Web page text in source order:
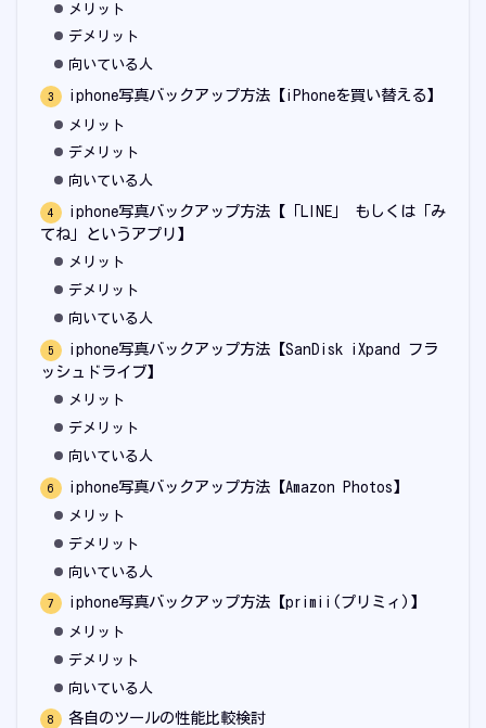
メリット
デメリット
向いている人
iphone写真バックアップ方法【iPhoneを買い替える】
メリット
デメリット
向いている人
iphone写真バックアップ方法【「LINE」 もしくは「み
てね」というアプリ】
メリット
デメリット
向いている人
iphone写真バックアップ方法【SanDisk iXpand フラ
ッシュドライブ】
メリット
デメリット
向いている人
iphone写真バックアップ方法【Amazon Photos】
メリット
デメリット
向いている人
iphone写真バックアップ方法【primii(プリミィ)】
メリット
デメリット
向いている人
各自のツールの性能比較検討